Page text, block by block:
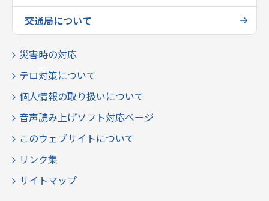
交通局について
災害時の対応
テロ対策について
個人情報の取り扱いについて
音声読み上げソフト対応ページ
このウェブサイトについて
リンク集
サイトマップ